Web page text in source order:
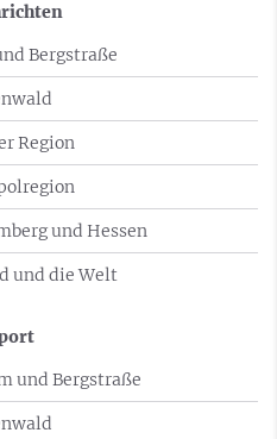
Bergstraße
Region
und Hessen
und die Welt
und Bergstraße